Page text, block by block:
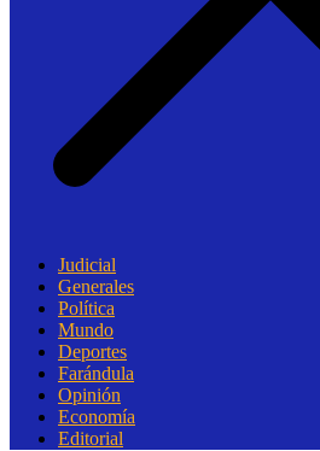
Judicial
Generales
Política
Mundo
Deportes
Farándula
Opinión
Economía
Editorial